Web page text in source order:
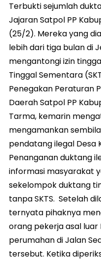
Terbukti sejumlah
Jajaran Satpol PP
(25/2). Mereka yang
lebih dari tiga bulan di
mengantongi izin
Tinggal Sementara
Penegakan Peraturan
Daerah Satpol PP
Tarma, kemarin
mengamankan
pendatang ilegal Desa
Penanganan duktang
informasi masyarakat
sekelompok duktang
tanpa SKTS. Setelah
ternyata pihaknya
orang pekerja asal luar
perumahan di Jalan
tersebut. Ketika